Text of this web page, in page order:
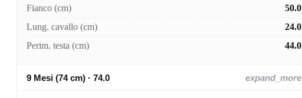
Fianco (cm)
50.0
Lung. cavallo (cm)
24.0
Perim. testa (cm)
44.0
9 Mesi (74 cm) · 74.0 expand_more